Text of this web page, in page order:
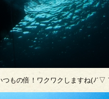
つもの倍！ワクワクしますね(ﾉ´▽